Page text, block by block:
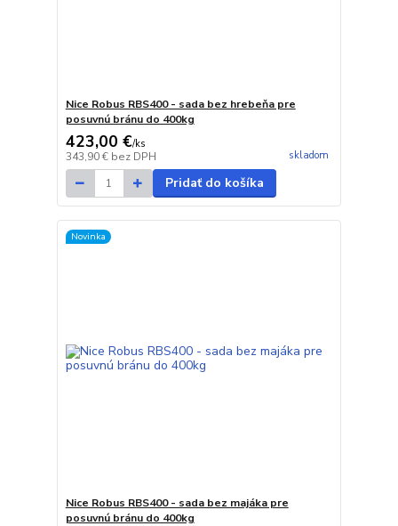
Nice Robus RBS400 - sada bez hrebeňa pre
posuvnú bránu do 400kg
423,00 €/ks
343,90 € bez DPH skladom
Pridať do košíka
Novinka
Nice Robus RBS400 - sada bez majáka pre
posuvnú bránu do 400kg